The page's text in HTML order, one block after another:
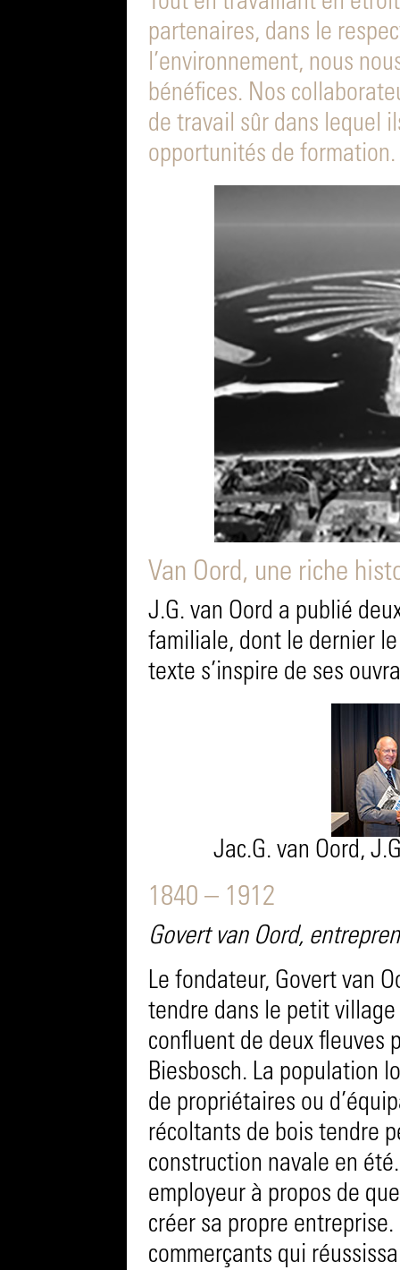
partenaires, dans le
l’environnement, nous
bénéfices. Nos
de travail sûr dans lequel
opportunités de formation.
Van Oord, une riche
J.G. van Oord a publié
familiale, dont le dernier
texte s’inspire de ses
Jac.G. van Oord,
1840 – 1912
Govert van Oord,
Le fondateur, Govert van
tendre dans le petit
confluent de deux fleuves
Biesbosch. La population
de propriétaires ou
récoltants de bois tendre
construction navale en
employeur à propos de
créer sa propre
commerçants qui